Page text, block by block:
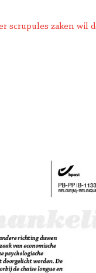
scrupules zaken wil